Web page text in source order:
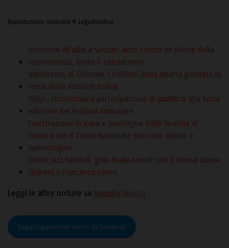
Riproduzione riservata © Logudorolive
Incidente all’alba a Sassari: auto contro un pilone della
sopraelevata, ferito il conducente
Ippodromo di Chilivani, i risultati della quarta giornata di
corse della riunione estiva
Siligo, straordinaria partecipazione di pubblico alla terza
edizione del Festival Ammajare
Esercitazione in mare e montagna della Guardia di
Finanza con il Corpo Nazionale Soccorso Alpino e
Speleologico
Ozieri Jazz Festival, gran finale lunedì con il Denise Gueye
Quartet e Francesco Lento
Leggi le altre notizie su logudorolive.it
Segui Logudorolive anche da Facebook